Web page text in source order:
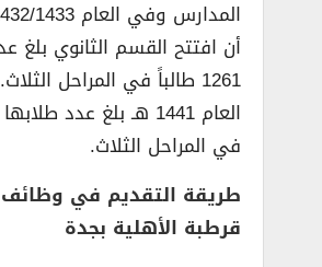
أن افتتح القسم الثانوي بلغ
1261 طالباً في المراحل
في المراحل الثلاث.
طريقة التقديم في
قرطبة الأهلية بجدة